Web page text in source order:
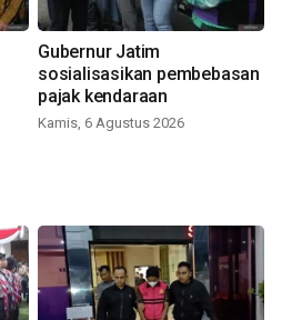
Gubernur Jatim
sosialisasikan pembebasan
pajak kendaraan
Kamis, 6 Agustus 2026